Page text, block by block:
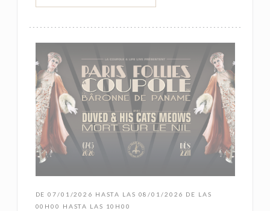
DE 07/01/2026 HASTA LAS 08/01/2026 DE LAS
00H00 HASTA LAS 10H00